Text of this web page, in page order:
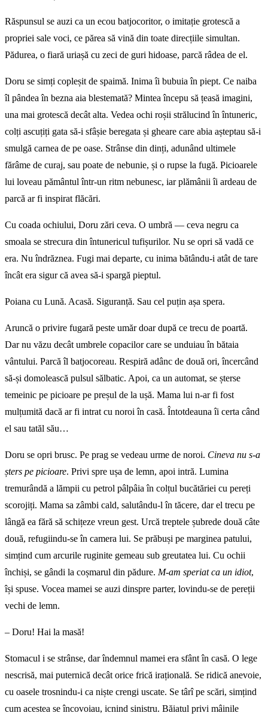
Răspunsul se auzi ca un ecou batjocoritor, o imitație grotescă a
propriei sale voci, ce părea să vină din toate direcțiile simultan.
Pădurea, o fiară uriașă cu zeci de guri hidoase, parcă râdea de el.
Doru se simți copleșit de spaimă. Inima îi bubuia în piept. Ce naiba
îl pândea în bezna aia blestemată? Mintea începu să țeasă imagini,
una mai grotescă decât alta. Vedea ochi roșii strălucind în întuneric,
colți ascuțiți gata să-i sfâșie beregata și gheare care abia așteptau să-i
smulgă carnea de pe oase. Strânse din dinți, adunând ultimele
fărâme de curaj, sau poate de nebunie, și o rupse la fugă. Picioarele
lui loveau pământul într-un ritm nebunesc, iar plămânii îi ardeau de
parcă ar fi inspirat flăcări.
Cu coada ochiului, Doru zări ceva. O umbră — ceva negru ca
smoala se strecura din întunericul tufișurilor. Nu se opri să vadă ce
era. Nu îndrăznea. Fugi mai departe, cu inima bătându-i atât de tare
încât era sigur că avea să-i spargă pieptul.
Poiana cu Lună. Acasă. Siguranță. Sau cel puțin așa spera.
Aruncă o privire fugară peste umăr doar după ce trecu de poartă.
Dar nu văzu decât umbrele copacilor care se unduiau în bătaia
vântului. Parcă îl batjocoreau. Respiră adânc de două ori, încercând
să-și domolească pulsul sălbatic. Apoi, ca un automat, se șterse
temeinic pe picioare pe preșul de la ușă. Mama lui n-ar fi fost
mulțumită dacă ar fi intrat cu noroi în casă. Întotdeauna îi certa când
el sau tatăl său…
Doru se opri brusc. Pe prag se vedeau urme de noroi. Cineva nu s-a
șters pe picioare. Privi spre ușa de lemn, apoi intră. Lumina
tremurândă a lămpii cu petrol pâlpâia în colțul bucătăriei cu pereți
scorojiți. Mama sa zâmbi cald, salutându-l în tăcere, dar el trecu pe
lângă ea fără să schițeze vreun gest. Urcă treptele șubrede două câte
două, refugiindu-se în camera lui. Se prăbuși pe marginea patului,
simțind cum arcurile ruginite gemeau sub greutatea lui. Cu ochii
închiși, se gândi la coșmarul din pădure. M-am speriat ca un idiot,
își spuse. Vocea mamei se auzi dinspre parter, lovindu-se de pereții
vechi de lemn.
– Doru! Hai la masă!
Stomacul i se strânse, dar îndemnul mamei era sfânt în casă. O lege
nescrisă, mai puternică decât orice frică irațională. Se ridică anevoie,
cu oasele trosnindu-i ca niște crengi uscate. Se târî pe scări, simțind
cum acestea se încovoiau, icnind sinistru. Băiatul privi mâinile